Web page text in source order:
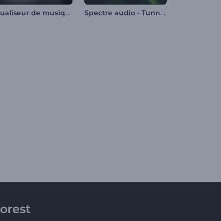
Visualiseur de musique rythmique de voiture Spectre audio - Tunnel futuriste